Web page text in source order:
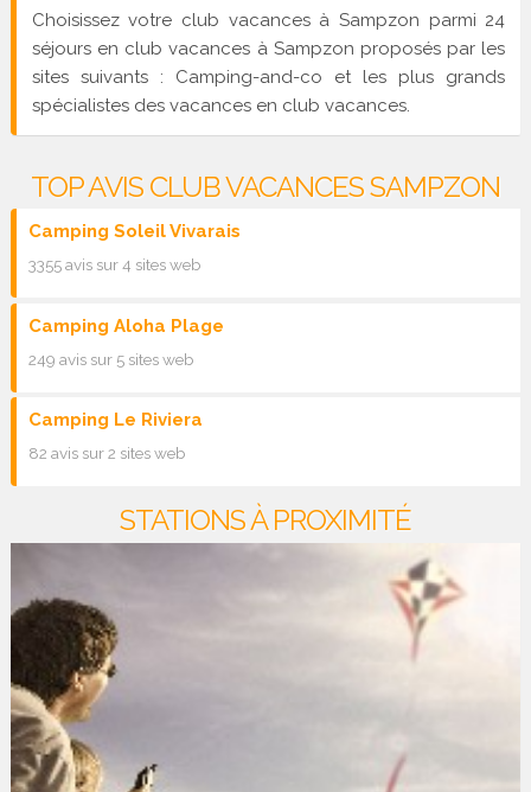
Choisissez votre club vacances à Sampzon parmi 24
séjours en club vacances à Sampzon proposés par les
sites suivants : Camping-and-co et les plus grands
spécialistes des vacances en club vacances.
TOP AVIS CLUB VACANCES SAMPZON
Camping Soleil Vivarais
3355 avis sur 4 sites web
Camping Aloha Plage
249 avis sur 5 sites web
Camping Le Riviera
82 avis sur 2 sites web
STATIONS À PROXIMITÉ